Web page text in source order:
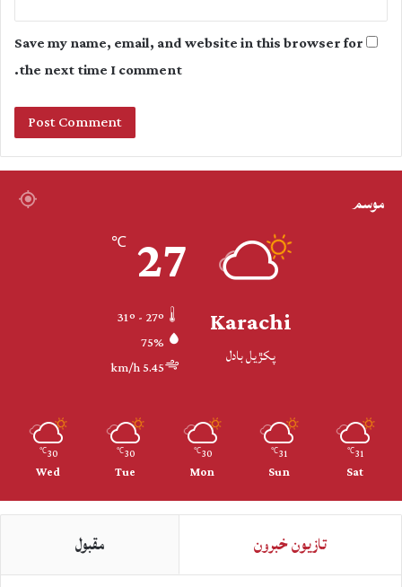
Save my name, email, and website in this browser for
the next time I comment.
موسم
Karachi
پکڙيل بادل
27
℃
75%
5.45 km/h
31
℃
Sat
31
℃
Sun
30
℃
Mon
30
℃
Tue
30
℃
Wed
تازيون خبرون مقبول